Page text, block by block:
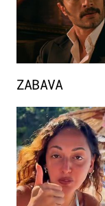
ZABAVA